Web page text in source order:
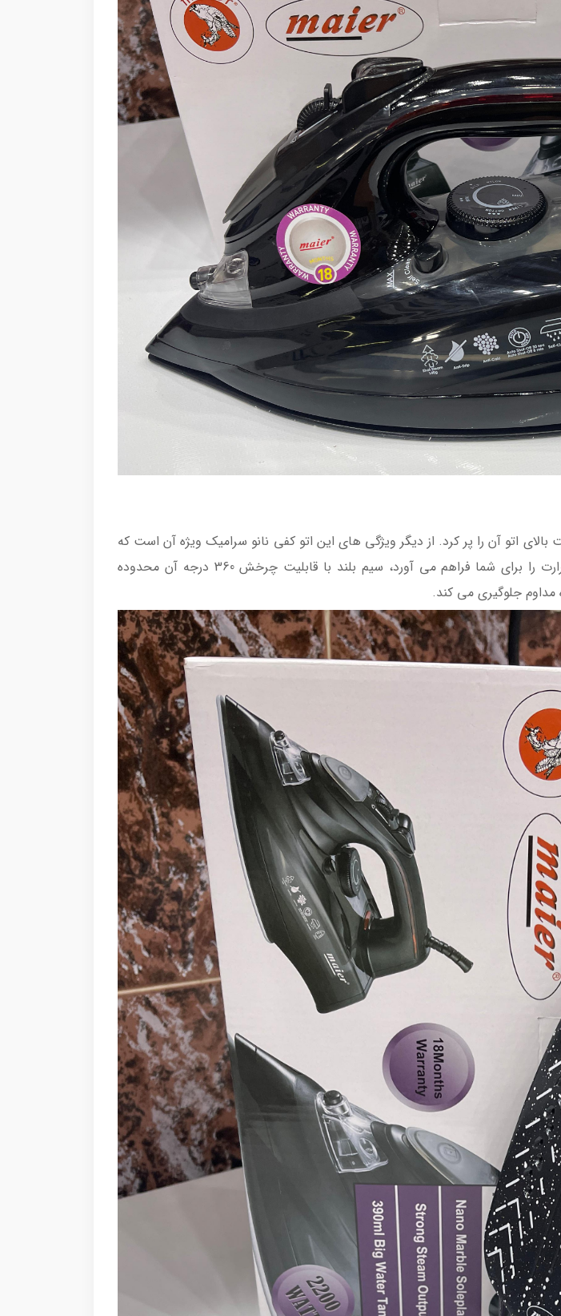
به راحتی از قسمت بالای اتو آن را پر کرد. از دیگر ویژگی های این اتو کفی نانو سرامیک ویژه آن است که
حرکت روی انواع پارچه را راحت و روان ساخته و پخش سریع و یکسان حرارت را برای شما فراهم می آورد، سیم بلند با قابلیت چرخش 360 درجه آن محدوده
مداوم جلوگیری می کند.